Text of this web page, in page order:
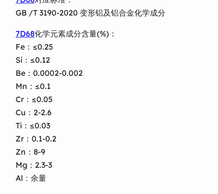
GB /T 3190-2020 变形铝及铝合金化学成分
7D68化学元素成分含量(%)：
Fe：≤0.25
Si：≤0.12
Be：0.0002-0.002
Mn：≤0.1
Cr：≤0.05
Cu：2-2.6
Ti：≤0.03
Zr：0.1-0.2
Zn：8-9
Mg：2.3-3
Al：余量